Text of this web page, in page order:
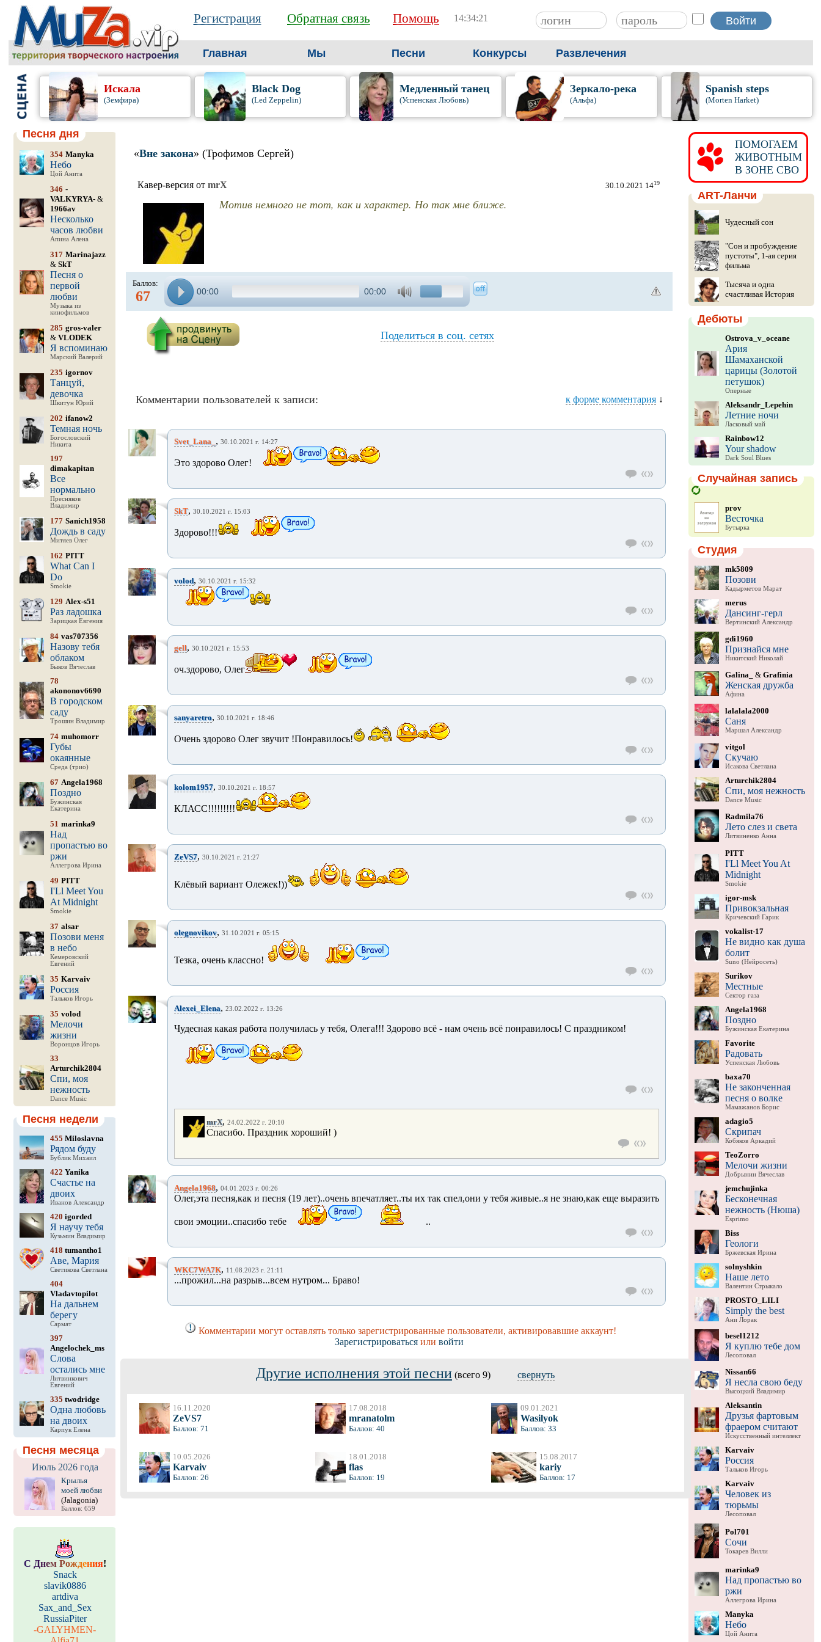
Регистрация Обратная связь Помощь 14:34:22
Главная Мы Песни Конкурсы Развлечения
Искала
(Земфира)
Black Dog
(Led Zeppelin)
Медленный танец
(Успенская Любовь)
Зеркало-река
(Альфа)
Spanish steps
(Morten Harket)
Песня дня
354 Manyka
Небо
Цой Анита
346 -
VALKYRYA-&
1966av
Несколько
часов любви
Апина Алена
317 Marinajazz
& SkT
Песня о
первой
любви
Музыка из
кинофильмов
285 gros-valer
& VLODEK
Я вспоминаю
Марский Валерий
235 igornov
Танцуй,
девочка
Шкитун Юрий
202 ifanow2
Темная ночь
Богословский
Никита
197
dimakapitan
Все
нормально
Пресняков
Владимир
177 Sanich1958
Дождь в саду
Митяев Олег
162 PITT
What Can I
Do
Smokie
129 Alex-s51
Раз ладошка
Зарицкая Евгения
84 vas707356
Назову тебя
облаком
Быков Вячеслав
78
akononov6690
В городском
саду
Трошин Владимир
74 muhomorr
Губы
окаянные
Среда (трио)
67 Angela1968
Поздно
Бужинская
Екатерина
51 marinka9
Над
пропастью во
ржи
Аллегрова Ирина
49 PITT
I'Ll Meet You
At Midnight
Smokie
37 alsar
Позови меня
в небо
Кемеровский
Евгений
35 Karvaiv
Россия
Тальков Игорь
35 volod
Мелочи
жизни
Воронцов Игорь
33
Arturchik2804
Спи, моя
нежность
Dance Music
Песня недели
455 Miloslavna
Рядом буду
Бублик Михаил
422 Yanika
Счастье на
двоих
Иванов Александр
420 igorded
Я научу тебя
Кузьмин Владимир
418 tumantho1
Аве, Мария
Светикова Светлана
404
Vladavtopilot
На дальнем
берегу
Сармат
397
Angelochek_ms
Слова
остались мне
Литвинкович
Евгений
335 twodridge
Одна любовь
на двоих
Карпук Елена
Песня месяца
Июль 2026 года
Крылья
моей любви
(Jalagonia)
Баллов: 659
С Днем Рождения!
Snack
slavik0886
artdiva
Sax_and_Sex
RussiaPiter
-GALYHMEN-
«Вне закона» (Трофимов Сергей)
Кавер-версия от mrX 30.10.2021 1419
Мотив немного не тот, как и характер. Но так мне ближе.
Баллов:
67 00:00 00:00
Поделиться в соц. сетях
Комментарии пользователей к записи: к форме комментария↓
Svet_Lana_ , 30.10.2021 г. 14:27
Это здорово Олег!
SkT, 30.10.2021 г. 15:03
Здорово!!!
volod, 30.10.2021 г. 15:32
gell, 30.10.2021 г. 15:53
оч.здорово, Олег
sanyaretro, 30.10.2021 г. 18:46
Очень здорово Олег звучит !Понравилось!
kolom1957, 30.10.2021 г. 18:57
КЛАСС!!!!!!!!!
ZeVS7, 30.10.2021 г. 21:27
Клёвый вариант Олежек!))
olegnovikov, 31.10.2021 г. 05:15
Тезка, очень классно!
Alexei_Elena, 23.02.2022 г. 13:26
Чудесная какая работа получилась у тебя, Олега!!! Здорово всё - нам очень всё понравилось! С праздником!
mrX, 24.02.2022 г. 20:10
Спасибо. Праздник хороший! )
Angela1968, 04.01.2023 г. 00:26
Олег,эта песня,как и песня (19 лет)..очень впечатляет..ты их так спел,они у тебя живые..я не знаю,как еще выразить
свои эмоции..спасибо тебе ..
WKC7WA7K, 11.08.2023 г. 21:11
...прожил...на разрыв...всем нутром... Браво!
Комментарии могут оставлять только зарегистрированные пользователи, активировавшие аккаунт!
Зарегистрироваться или войти
Другие исполнения этой песни (всего 9) свернуть
16.11.2020
ZeVS7
Баллов: 71
17.08.2018
mranatolm
Баллов: 40
09.01.2021
Wasilyok
Баллов: 33
10.05.2026
Karvaiv
Баллов: 26
18.01.2018
flas
Баллов: 19
15.08.2017
kariy
Баллов: 17
ПОМОГАЕМ
ЖИВОТНЫМ
В ЗОНЕ СВО
ART-Ланчи
Чудесный сон
"Сон и пробуждение
пустоты", 1-ая серия
фильма
Тысяча и одна
счастливая История
Дебюты
Ostrova_v_oceane
Ария
Шамаханской
царицы (Золотой
петушок)
Оперные
Aleksandr_Lepehin
Летние ночи
Ласковый май
Rainbow12
Your shadow
Dark Soul Blues
Случайная запись
prov
Весточка
Бутырка
Студия
mk5809
Позови
Кадырметов Марат
merus
Дансинг-герл
Вертинский Александр
gdi1960
Признайся мне
Никитский Николай
Galina_ & Grafinia
Женская дружба
Афина
lalalala2000
Саня
Маршал Александр
vitgol
Скучаю
Исакова Светлана
Arturchik2804
Спи, моя нежность
Dance Music
Radmila76
Лето слез и света
Литвиненко Анна
PITT
I'Ll Meet You At
Midnight
Smokie
igor-msk
Привокзальная
Кричевский Гарик
vokalist-17
Не видно как душа
болит
Suno (Нейросеть)
Surikov
Местные
Сектор газа
Angela1968
Поздно
Бужинская Екатерина
Favorite
Радовать
Успенская Любовь
baxa70
Не законченная
песня о волке
Мамажанов Борис
adagio5
Скрипач
Кобяков Аркадий
TeoZorro
Мелочи жизни
Добрынин Вячеслав
jemchujinka
Бесконечная
нежность (Нюша)
Esprimo
Biss
Геологи
Бржевская Ирина
solnyshkin
Наше лето
Валентин Стрыкало
PROSTO_LILI
Simply the best
Ани Лорак
besel1212
Я куплю тебе дом
Лесоповал
Nissan66
Я несла свою беду
Высоцкий Владимир
Aleksantin
Друзья фартовым
фраером считают
Искусственный интеллект
Karvaiv
Россия
Тальков Игорь
Karvaiv
Человек из
тюрьмы
Лесоповал
Pol701
Сочи
Токарев Вилли
marinka9
Над пропастью во
ржи
Аллегрова Ирина
Manyka
Небо
Цой Анита